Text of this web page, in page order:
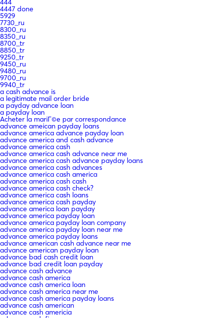
4447 done
5929
7730_ru
8300_ru
8350_ru
8700_tr
8850_tr
9250_tr
9450_ru
9480_ru
9700_ru
9940_tr
a cash advance is
a legitimate mail order bride
a payday advance loan
a payday loan
Acheter la mariГ©e par correspondance
advance ameican payday loans
advance america advance payday loan
advance america and cash advance
advance america cash
advance america cash advance near me
advance america cash advance payday loans
advance america cash advances
advance america cash america
advance america cash cash
advance america cash check?
advance america cash loans
advance america cash payday
advance america loan payday
advance america payday loan
advance america payday loan company
advance america payday loan near me
advance america payday loans
advance american cash advance near me
advance american payday loan
advance bad cash credit loan
advance bad credit loan payday
advance cash advance
advance cash america
advance cash america loan
advance cash america near me
advance cash america payday loans
advance cash american
advance cash americia